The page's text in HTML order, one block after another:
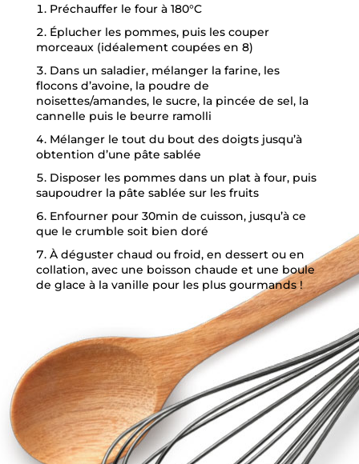
Préchauffer le four à 180°C
Éplucher les pommes, puis les couper
morceaux (idéalement coupées en 8)
Dans un saladier, mélanger la farine, les
flocons d’avoine, la poudre de
noisettes/amandes, le sucre, la pincée de sel, la
cannelle puis le beurre ramolli
Mélanger le tout du bout des doigts jusqu’à
obtention d’une pâte sablée
Disposer les pommes dans un plat à four, puis
saupoudrer la pâte sablée sur les fruits
Enfourner pour 30min de cuisson, jusqu’à ce
que le crumble soit bien doré
À déguster chaud ou froid, en dessert ou en
collation, avec une boisson chaude et une boule
de glace à la vanille pour les plus gourmands !